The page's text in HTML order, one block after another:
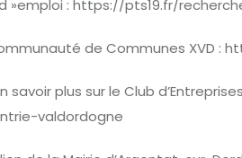
»emploi : https://pts19.fr/
de Communes XVD :
savoir plus sur le Club d’Entreprises
valdordogne